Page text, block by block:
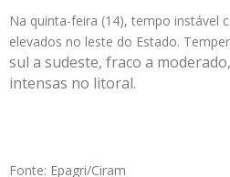
Na quinta-feira (14), tempo instável
elevados no leste do Estado.
sul a sudeste, fraco a
intensas no litoral.
Fonte: Epagri/Ciram